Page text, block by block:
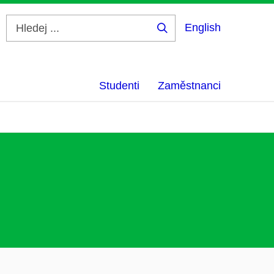
English
Studenti Zaměstnanci